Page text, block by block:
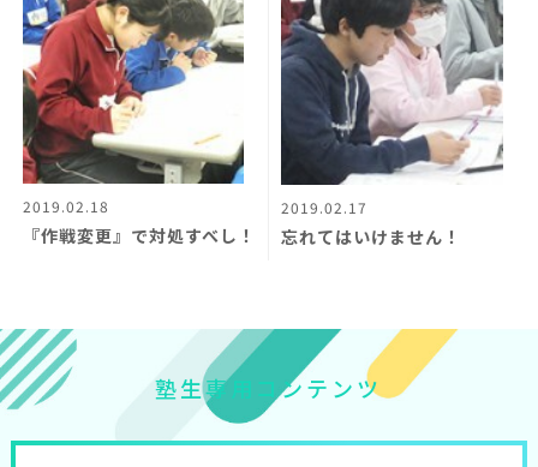
2019.02.18
『作戦変更』で対処すべし！
2019.02.17
忘れてはいけません！
塾生専用 コンテ ンツ